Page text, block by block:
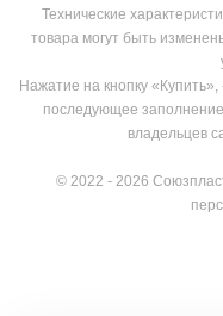
Технические
товара могут быть
Нажатие на кнопку
последующее
владельцев
© 2022 - 2026